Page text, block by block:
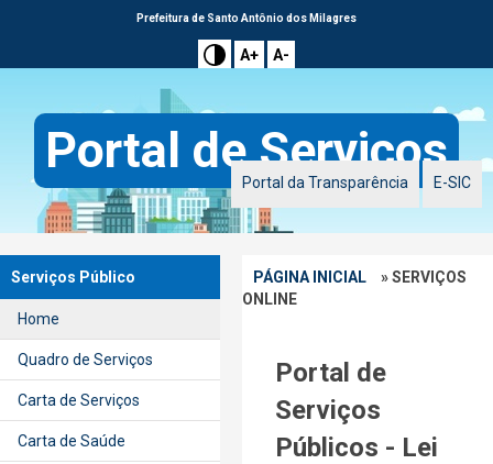
Prefeitura de Santo Antônio dos Milagres
A+ A-
Portal de Serviços
Portal da Transparência E-SIC
Serviços Público
Home
Quadro de Serviços
Carta de Serviços
Carta de Saúde
PÁGINA INICIAL
» SERVIÇOS
ONLINE
Portal de
Serviços
Públicos - Lei